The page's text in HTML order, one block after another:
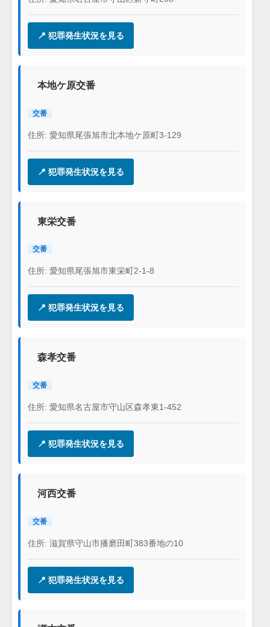
📍 犯罪発生状況を見る
本地ケ原交番
交番
住所: 愛知県尾張旭市北本地ケ原町3-129
📍 犯罪発生状況を見る
東栄交番
交番
住所: 愛知県尾張旭市東栄町2-1-8
📍 犯罪発生状況を見る
森孝交番
交番
住所: 愛知県名古屋市守山区森孝東1-452
📍 犯罪発生状況を見る
河西交番
交番
住所: 滋賀県守山市播磨田町383番地の10
📍 犯罪発生状況を見る